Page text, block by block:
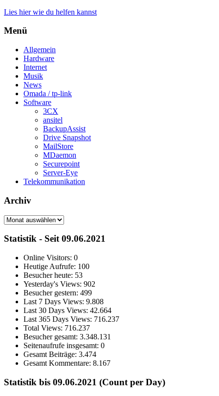
Lies hier wie du helfen kannst
Menü
Allgemein
Hardware
Internet
Musik
News
Omada / tp-link
Software
3CX
ansitel
BackupAssist
Drive Snapshot
MailStore
MDaemon
Securepoint
Server-Eye
Telekommunikation
Archiv
Archiv
Statistik - Seit 09.06.2021
Online Visitors: 0
Heutige Aufrufe: 100
Besucher heute: 53
Yesterday's Views: 902
Besucher gestern: 499
Last 7 Days Views: 9.808
Last 30 Days Views: 42.664
Last 365 Days Views: 716.237
Total Views: 716.237
Besucher gesamt: 3.348.131
Seitenaufrufe insgesamt: 0
Gesamt Beiträge: 3.474
Gesamt Kommentare: 8.167
Statistik bis 09.06.2021 (Count per Day)